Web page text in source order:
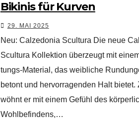
Bikinis für Kurven
29. MAI 2025
Neu: Calzedonia Scultura Die neue
Scul­tura Kollek­tion überzeugt mit
tungs-Mate­r­i­al, das weib­liche
betont und her­vor­ra­gen­den Halt
wöh­nt er mit einem Gefühl des
Wohlbefind­ens,…